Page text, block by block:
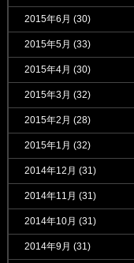
2015年6月 (30)
2015年5月 (33)
2015年4月 (30)
2015年3月 (32)
2015年2月 (28)
2015年1月 (32)
2014年12月 (31)
2014年11月 (31)
2014年10月 (31)
2014年9月 (31)